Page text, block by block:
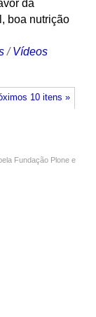
da
boa nutrição
/Vídeos
10 itens »
Fundação Plone e